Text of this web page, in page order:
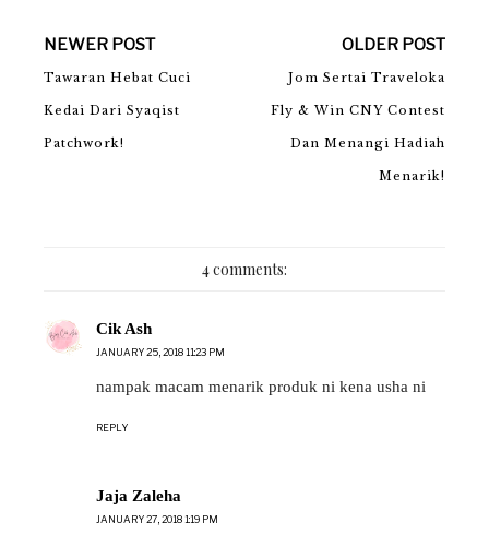
NEWER POST
Tawaran Hebat Cuci
Kedai Dari Syaqist
Patchwork!
OLDER POST
Jom Sertai Traveloka
Fly & Win CNY Contest
Dan Menangi Hadiah
Menarik!
4 comments:
Cik Ash
JANUARY 25, 2018 11:23 PM
nampak macam menarik produk ni kena usha ni
REPLY
Jaja Zaleha
JANUARY 27, 2018 1:19 PM